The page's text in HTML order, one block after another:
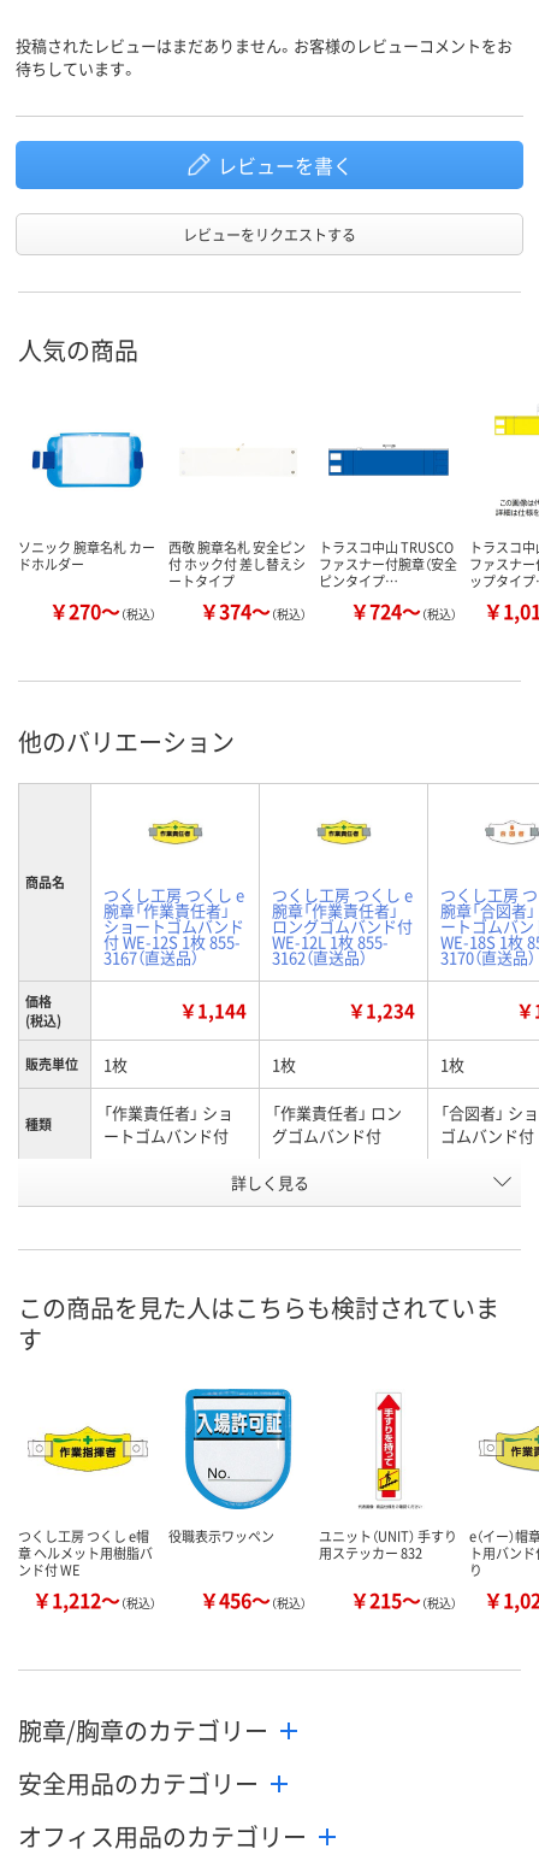
投稿されたレビューはまだありません。お客様のレビューコメントをお
待ちしています。
レビューを書く
レビューをリクエストする
人気の商品
ソニック 腕章名札 カー
ドホルダー
￥270～（税込）
西敬 腕章名札 安全ピン
付 ホック付 差し替えシ
ートタイプ
￥374～（税込）
トラスコ中山 TRUSCO
ファスナー付腕章（安全
ピンタイプ…
￥724～（税込）
トラスコ
ファスナー
ップタイ
￥
他のバリエーション
商品名
つくし工房 つくし e
腕章「作業責任者」
ショートゴムバンド
付 WE-12S 1枚 855-
3167（直送品）
つくし工房 つくし e
腕章「作業責任者」
ロングゴムバンド付
WE-12L 1枚 855-
3162（直送品）
つくし工房
腕章「合図者
ートゴムバン
WE-18S 1枚
3170（直送品）
価格
(税込)
￥1,144 ￥1,234
販売単位 1枚 1枚 1枚
種類
「作業責任者」 ショ
ートゴムバンド付
「作業責任者」 ロン
グゴムバンド付
「合図者」 シ
ゴムバンド付
J117951 J118252
カゴへ カゴへ
詳しく見る
この商品を見た人はこちらも検討されていま
す
つくし工房 つくし e帽
章 ヘルメット用樹脂バ
ンド付 WE
￥1,212～（税込）
役職表示ワッペン
￥456～（税込）
ユニット（UNIT） 手すり
用ステッカー 832
￥215～（税込）
e（イー）帽
ト用バンド
り
￥
腕章/胸章のカテゴリー
安全用品のカテゴリー
オフィス用品のカテゴリー